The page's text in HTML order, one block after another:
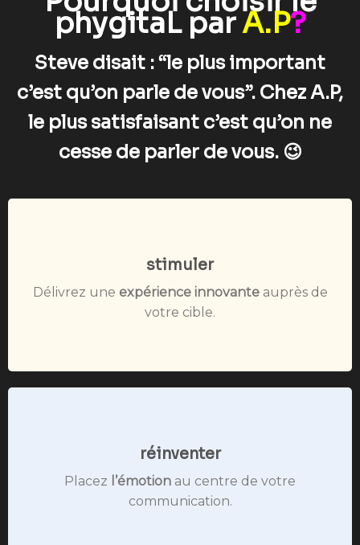
phygitaL parA.P?
Steve disait : “le plus important
c’est qu’on parle de vous”. Chez A.P,
le plus satisfaisant c’est qu’on ne
cesse de parler de vous. 😉
stimuler
Délivrez une expérience innovanteauprès de
votre cible.
réinventer
Placez l’émotion au centre de votre
communication.